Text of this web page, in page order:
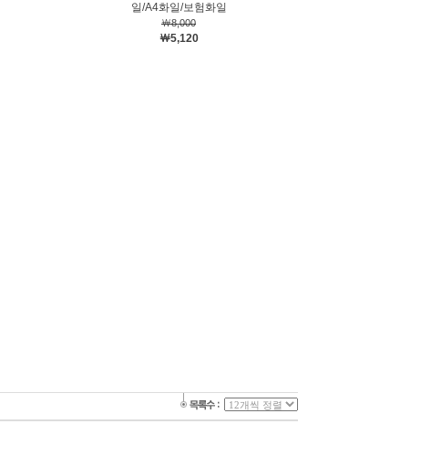
일/A4화일/보험화일
￦8,000
￦5,120